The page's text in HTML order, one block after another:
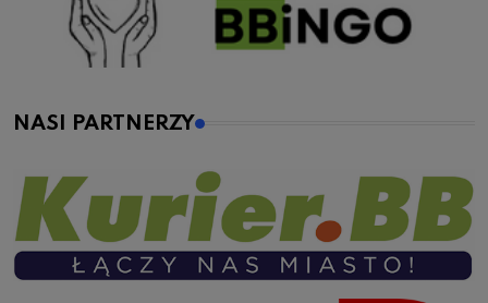
NASI PARTNERZY